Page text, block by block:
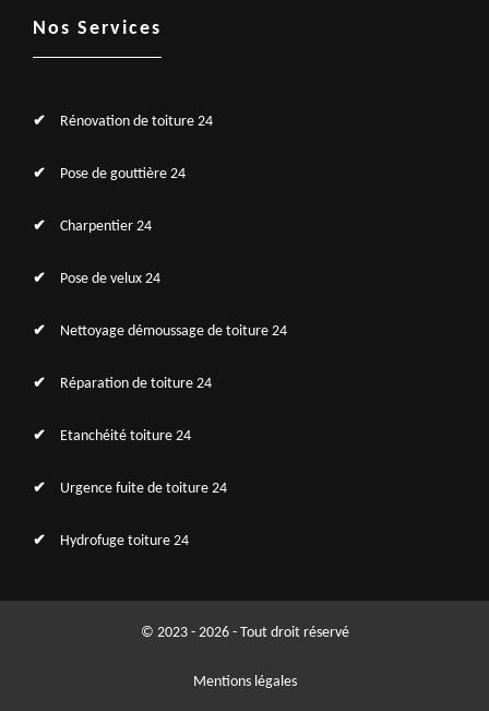
Nos Services
Rénovation de toiture 24
Pose de gouttière 24
Charpentier 24
Pose de velux 24
Nettoyage démoussage de toiture 24
Réparation de toiture 24
Etanchéité toiture 24
Urgence fuite de toiture 24
Hydrofuge toiture 24
© 2023 - 2026 - Tout droit réservé
Mentions légales